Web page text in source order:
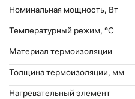
Номинальная мощность, Вт
Температурный режим, °С
Материал термоизоляции
Толщина термоизоляции, мм
Нагревательный элемент